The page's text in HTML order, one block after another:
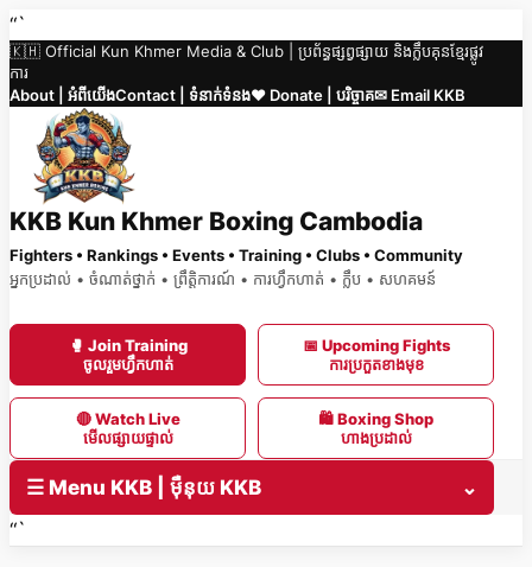
Skip
to
content
“`
🇰🇭 Official Kun Khmer Media & Club | ប្រព័ន្ធផ្សព្វផ្សាយ និងក្លឹបគុនខ្មែរផ្លូវ
ការ
About | អំពីយើងContact | ទំនាក់ទំនង❤️ Donate | បរិច្ចាគ✉ Email KKB
KKB Kun Khmer Boxing Cambodia
Fighters • Rankings • Events • Training • Clubs • Community
អ្នកប្រដាល់ • ចំណាត់ថ្នាក់ • ព្រឹត្តិការណ៍ • ការហ្វឹកហាត់ • ក្លឹប • សហគមន៍
🥊 Join Training
ចូលរួមហ្វឹកហាត់
📅 Upcoming Fights
ការប្រកួតខាងមុខ
🔴 Watch Live
មើលផ្សាយផ្ទាល់
🛍 Boxing Shop
ហាងប្រដាល់
☰ Menu KKB | ម៉ឺនុយ KKB
⌄
“`